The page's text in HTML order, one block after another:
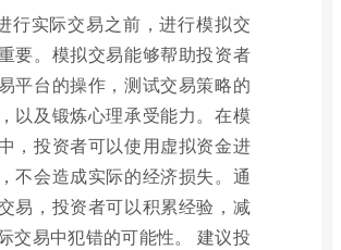
行实际交易之前，进行模拟交
要。模拟交易能够帮助投资者
平台的操作，测试交易策略的
以及锻炼心理承受能力。在模
，投资者可以使用虚拟资金进
不会造成实际的经济损失。通
易，投资者可以积累经验，减
交易中犯错的可能性。 建议投